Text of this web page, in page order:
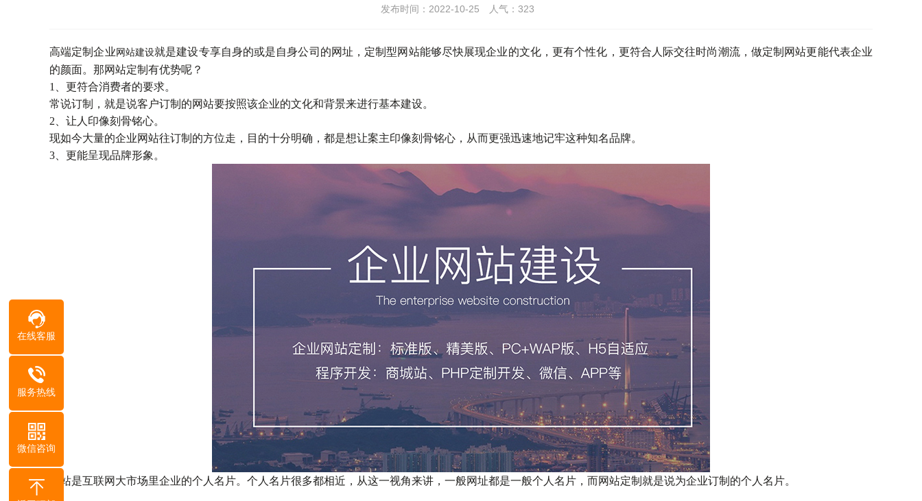
发布时间：2022-10-25 人气： 323
高端定制企业 网站建设就是建设专享自身的或是自身公司的网址，定制型网站能够尽快展现企业的文化，更有个性化，更符合人际交往时尚潮流，做定制网站更能代表企业
的颜面。那网站定制有优势呢？
1、更符合消费者的要求。
常说订制，就是说客户订制的网站要按照该企业的文化和背景来进行基本建设。
2、让人印像刻骨铭心。
现如今大量的企业网站往订制的方位走，目的十分明确，都是想让案主印像刻骨铭心，从而更强迅速地记牢这种知名品牌。
3、更能呈现品牌形象。
网站是互联网大市场里企业的个人名片。个人名片很多都相近，从这一视角来讲，一般网址都是一般个人名片，而网站定制就是说为企业订制的个人名片。
在线客服
服务热线
微信咨询